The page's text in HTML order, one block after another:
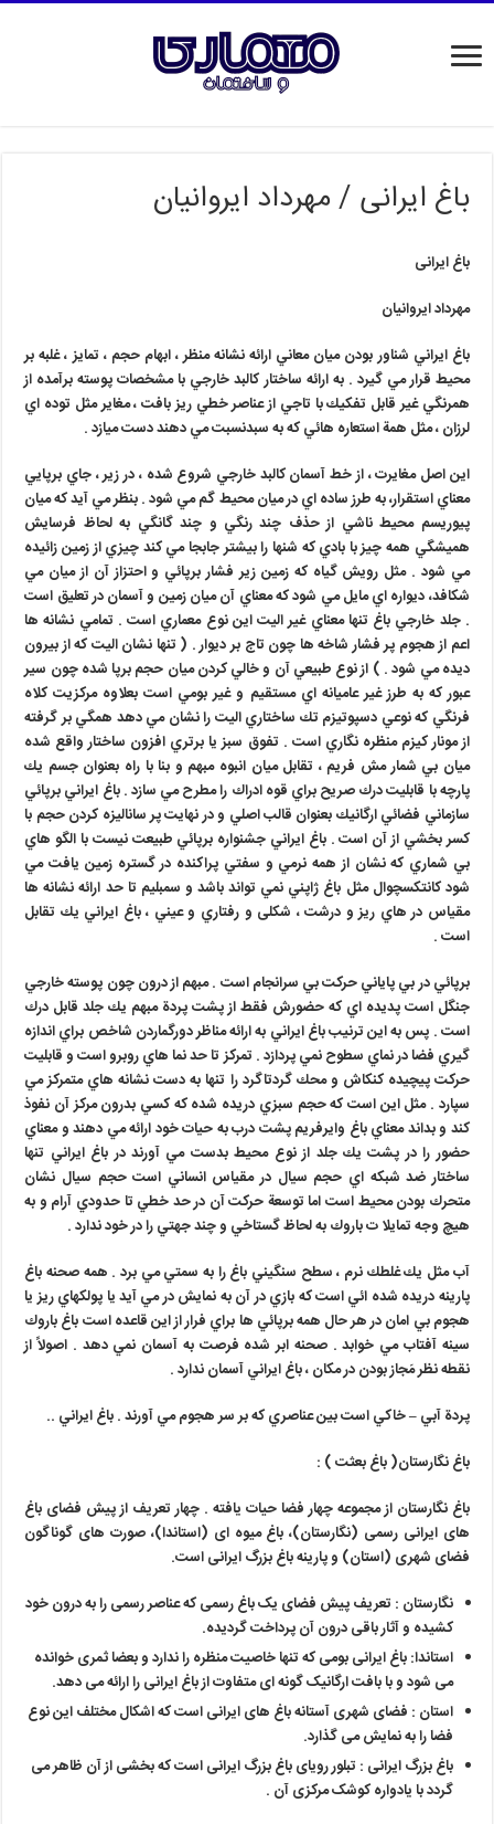
باغ ایرانی / مهرداد ایروانیان
باغ ایرانی
مهرداد ایروانیان
باغ ايراني شناور بودن ميان معاني ارائه نشانه منظر ، ابهام حجم ، تمايز ، غلبه بر
محيط قرار مي گيرد . به ارائه ساختار كالبد خارجي با مشخصات پوسته برآمده از
همرنگي غير قابل تفكيك با تاجي از عناصر خطي ريز بافت ، مغاير مثل توده اي
لرزان ، مثل همة استعاره هائي كه به سبدنسبت مي دهند دست ميازد .
اين اصل مغايرت ، از خط آسمان كالبد خارجي شروع شده ، در زير ، جاي برپايي
معناي استقرار، به طرز ساده اي در ميان محيط گم مي شود . بنظر مي آيد كه ميان
پيوريسم محيط ناشي از حذف چند رنگي و چند گانگي به لحاظ فرسايش
هميشگي همه چيز با بادي كه شنها را بيشتر جابجا مي كند چيزي از زمين زائيده
مي شود . مثل رويش گياه كه زمين زير فشار برپائي و احتزاز آن از ميان مي
شكافد، ديواره اي مايل مي شود كه معناي آن ميان زمين و آسمان در تعليق است
. جلد خارجي باغ تنها معناي غير اليت اين نوع معماري است . تمامي نشانه ها
اعم از هجوم پر فشار شاخه ها چون تاج بر ديوار . ( تنها نشان اليت كه از بيرون
ديده مي شود . ) از نوع طبيعي آن و خالي كردن ميان حجم برپا شده چون سير
عبور كه به طرز غير عاميانه اي مستقيم و غير بومي است بعلاوه مركزيت كلاه
فرنگي كه نوعي دسپوتيزم تك ساختاري اليت را نشان مي دهد همگي بر گرفته
از مونار كيزم منظره نگاري است . تفوق سبز يا برتري افزون ساختار واقع شده
ميان بي شمار مش فريم ، تقابل ميان انبوه مبهم و بنا با راه بعنوان جسم يك
پارچه با قابليت درك صريح براي قوه ادراك را مطرح مي سازد . باغ ايراني برپائي
سازماني فضائي ارگانيك بعنوان قالب اصلي و در نهايت پر ساناليزه كردن حجم با
كسر بخشي از آن است . باغ ايراني جشنواره برپائي طبيعت نيست با الگو هاي
بي شماري كه نشان از همه نرمي و سفتي پراكنده در گستره زمين يافت مي
شود كانتكسچوال مثل باغ ژاپني نمي تواند باشد و سمبليم تا حد ارائه نشانه ها
مقياس در هاي ريز و درشت ، شكلی و رفتاري و عيني ، باغ ايراني يك تقابل
است .
برپائي در بي پاياني حركت بي سرانجام است . مبهم از درون چون پوسته خارجي
جنگل است پديده اي كه حضورش فقط از پشت پردة مبهم يك جلد قابل درك
است . پس به اين ترنيب باغ ايراني به ارائه مناظر دورگماردن شاخص براي اندازه
گيري فضا در نماي سطوح نمي پردازد . تمركز تا حد نما هاي روبرو است و قابليت
حركت پيچيده كنكاش و محك گردتاگرد را تنها به دست نشانه هاي متمركز مي
سپارد . مثل اين است كه حجم سبزي دريده شده كه كسي بدرون مركز آن نفوذ
كند و بداند معناي باغ وايرفريم پشت درب به حيات خود ارائه مي دهند و معناي
حضور را در پشت يك جلد از نوع محيط بدست مي آورند در باغ ايراني تنها
ساختار ضد شبكه اي حجم سيال در مقياس انساني است حجم سيال نشان
متحرك بودن محيط است اما توسعة حركت آن در حد خطي تا حدودي آرام و به
هيچ وجه تمايلا ت باروك به لحاظ گستاخي و چند جهتي را در خود ندارد .
آب مثل يك غلطك نرم ، سطح سنگيني باغ را به سمتي مي برد . همه صحنه باغ
پارينه دريده شده ائي است كه بازي در آن به نمايش در مي آيد يا پولكهاي ريز يا
هجوم بي امان در هر حال همه برپائي ها براي فرار از اين قاعده است باغ باروك
سينه آفتاب مي خوابد . صحنه ابر شده فرصت به آسمان نمي دهد . اصولاً از
نقطه نظر مَجاز بودن در مكان ، باغ ايراني آسمان ندارد .
پردة آبي–خاكي است بين عناصري كه بر سر هجوم مي آورند . باغ ايراني ..
باغ نگارستان( باغ بعثت ) :
باغ نگارستان از مجموعه چهار فضا حیات یافته . چهار تعریف از پیش فضای باغ
های ایرانی رسمی (نگارستان)، باغ میوه ای (استاندا)، صورت های گوناگون
فضای شهری (استان) و پارینه باغ بزرگ ایرانی است.
نگارستان : تعریف پیش فضای یک باغ رسمی که عناصر رسمی را به درون خود
کشیده و آثار باقی درون آن پرداخت گردیده.
استاندا: باغ ایرانی بومی که تنها خاصیت منظره را ندارد و بعضا ثمری خوانده
می شود و با بافت ارگانیک گونه ای متفاوت از باغ ایرانی را ارائه می دهد.
استان : فضای شهری آستانه باغ های ایرانی است که اشکال مختلف این نوع
فضا را به نمایش می گذارد.
باغ بزرگ ایرانی : تبلور رویای باغ بزرگ ایرانی است که بخشی از آن ظاهر می
گردد با یادواره کوشک مرکزی آن .